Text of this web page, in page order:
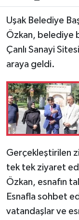
Uşak Belediye
Özkan, belediye
Çanlı Sanayi
araya geldi.
Gerçekleştirilen
tek tek ziyaret
Özkan, esnafın
Esnafla sohbet
vatandaşlar ve